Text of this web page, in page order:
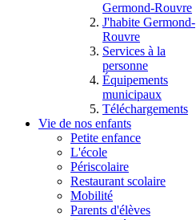
Germond-Rouvre
J'habite Germond-
Rouvre
Services à la
personne
Équipements
municipaux
Téléchargements
Vie de nos enfants
Petite enfance
L'école
Périscolaire
Restaurant scolaire
Mobilité
Parents d'élèves